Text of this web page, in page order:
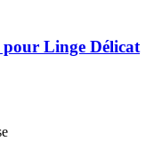
Linge Délicat